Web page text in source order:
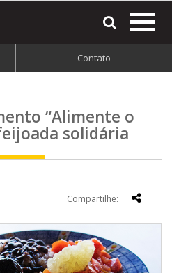
Contato
“Alimente o
solidária
Compartilhe: